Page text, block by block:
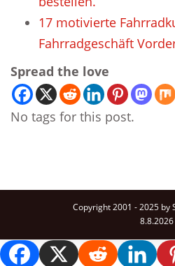
17 motivierte
Fahrradgeschäft
Spread the love
No tags for this post.
Copyright 2001 - 2025 by
8.8.2026